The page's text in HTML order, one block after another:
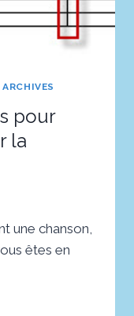
ARCHIVES
pour
la
une chanson,
êtes en